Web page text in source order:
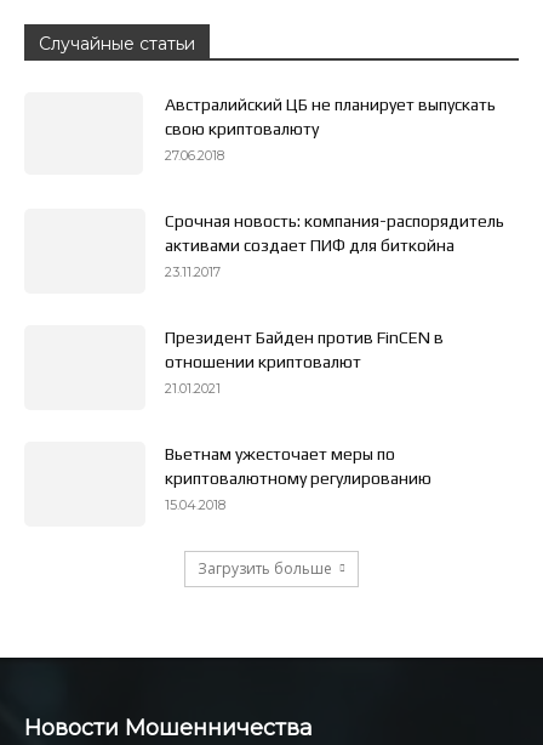
Случайные статьи
Австралийский ЦБ не планирует выпускать
свою криптовалюту
27.06.2018
Срочная новость: компания-распорядитель
активами создает ПИФ для биткойна
23.11.2017
Президент Байден против FinCEN в
отношении криптовалют
21.01.2021
Вьетнам ужесточает меры по
криптовалютному регулированию
15.04.2018
Загрузить больше
Новости Мошенничества